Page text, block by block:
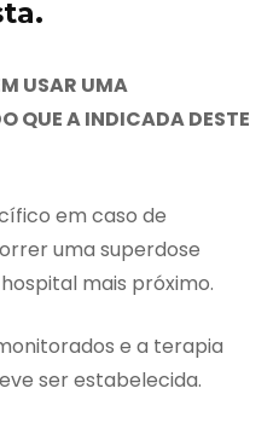
USAR UMA
QUE A INDICADA DESTE
em caso de
uma superdose
mais próximo.
e a terapia
ser estabelecida.